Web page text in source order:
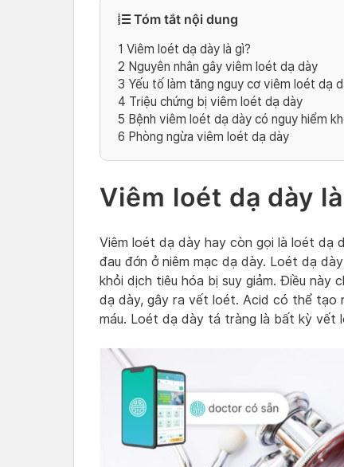
Tóm tắt nội dung
1 Viêm loét dạ dày là gì?
2 Nguyên nhân gây viêm loét dạ dày
3 Yếu tố làm tăng nguy cơ viêm loét dạ
4 Triệu chứng bị viêm loét dạ dày
5 Bệnh viêm loét dạ dày có nguy hiểm
6 Phòng ngừa viêm loét dạ dày
Viêm loét dạ dày
Viêm loét dạ dày hay còn gọi là loét dạ
đau đớn ở niêm mạc dạ dày. Loét dạ
khỏi dịch tiêu hóa bị suy giảm. Điều này
dạ dày, gây ra vết loét. Acid có thể tạo
máu. Loét dạ dày tá tràng là bất kỳ vết